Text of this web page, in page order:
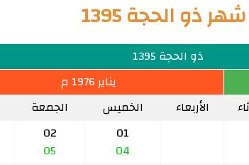
ذو الحجة 1395
ذو الحجة 1395
يناير 1976 م
الأربعاء الخميس الجمعة
01
04
02
05